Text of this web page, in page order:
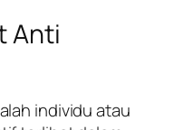
Anti
individu atau